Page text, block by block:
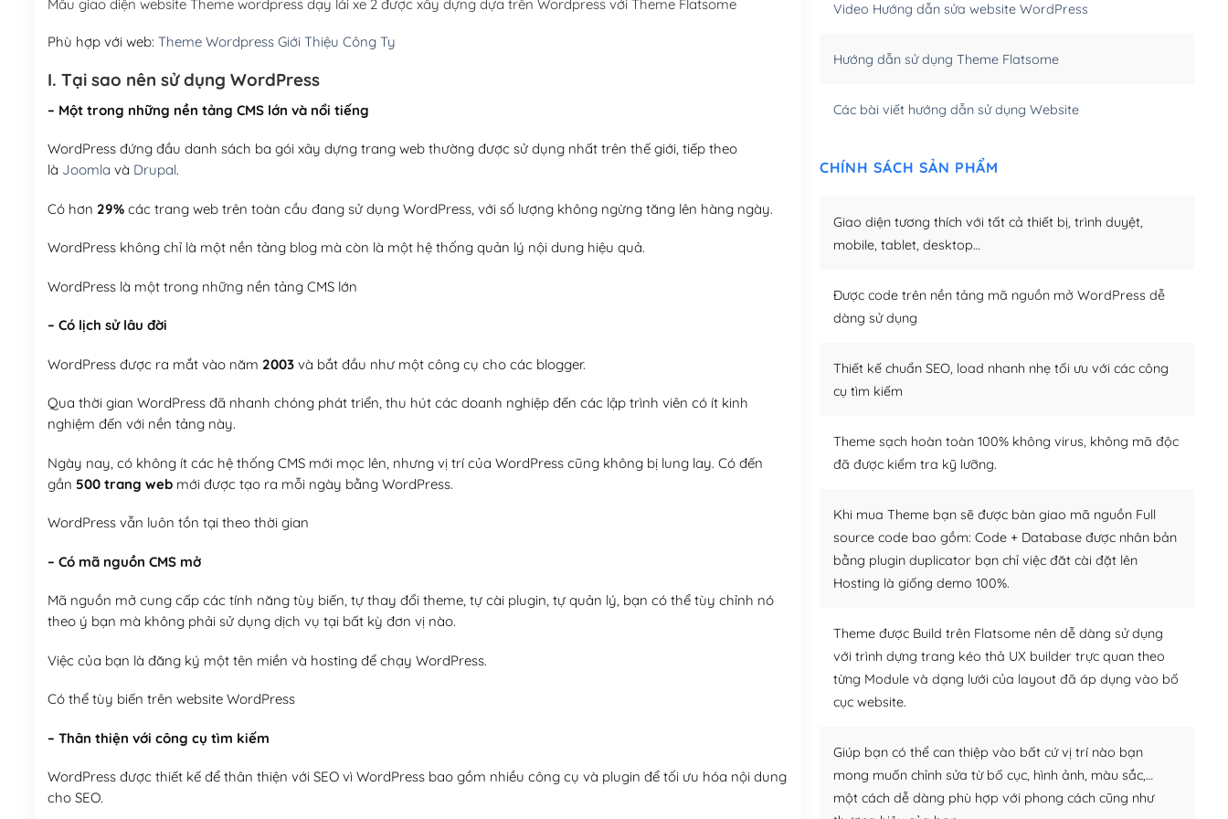
(+950,000₫)
Mẫu giao diện website Theme wordpress dạy lái xe 2 được xây dựng dựa trên Wordpress với Theme Flatsome
Phù hợp với web: Theme Wordpress Giới Thiệu Công Ty
I. Tại sao nên sử dụng WordPress
– Một trong những nền tảng CMS lớn và nổi tiếng
WordPress đứng đầu danh sách ba gói xây dựng trang web thường được sử dụng nhất trên thế giới, tiếp theo
là Joomla và Drupal.
Có hơn 29%các trang web trên toàn cầu đang sử dụng WordPress, với số lượng không ngừng tăng lên hàng ngày.
WordPress không chỉ là một nền tảng blog mà còn là một hệ thống quản lý nội dung hiệu quả.
WordPress là một trong những nền tảng CMS lớn
– Có lịch sử lâu đời
WordPress được ra mắt vào năm 2003và bắt đầu như một công cụ cho các blogger.
Qua thời gian WordPress đã nhanh chóng phát triển, thu hút các doanh nghiệp đến các lập trình viên có ít kinh
nghiệm đến với nền tảng này.
Ngày nay, có không ít các hệ thống CMS mới mọc lên, nhưng vị trí của WordPress cũng không bị lung lay. Có đến
gần 500 trang webmới được tạo ra mỗi ngày bằng WordPress.
WordPress vẫn luôn tồn tại theo thời gian
– Có mã nguồn CMS mở
Mã nguồn mở cung cấp các tính năng tùy biến, tự thay đổi theme, tự cài plugin, tự quản lý, bạn có thể tùy chỉnh nó
theo ý bạn mà không phải sử dụng dịch vụ tại bất kỳ đơn vị nào.
Việc của bạn là đăng ký một tên miền và hosting để chạy WordPress.
Có thể tùy biến trên website WordPress
– Thân thiện với công cụ tìm kiếm
WordPress được thiết kế để thân thiện với SEO vì WordPress bao gồm nhiều công cụ và plugin để tối ưu hóa nội dung
cho SEO.
Video Hướng dẫn sửa website WordPress
Hướng dẫn sử dụng Theme Flatsome
Các bài viết hướng dẫn sử dụng Website
CHÍNH SÁCH SẢN PHẨM
Giao diện tương thích với tất cả thiết bị, trình duyệt,
mobile, tablet, desktop…
Được code trên nền tảng mã nguồn mở WordPress dễ
dàng sử dụng
Thiết kế chuẩn SEO, load nhanh nhẹ tối ưu với các công
cụ tìm kiếm
Theme sạch hoàn toàn 100% không virus, không mã độc
đã được kiểm tra kỹ lưỡng.
Khi mua Theme bạn sẽ được bàn giao mã nguồn Full
source code bao gồm: Code + Database được nhân bản
bằng plugin duplicator bạn chỉ việc đăt cài đặt lên
Hosting là giống demo 100%.
Theme được Build trên Flatsome nên dễ dàng sử dụng
với trình dựng trang kéo thả UX builder trực quan theo
từng Module và dạng lưới của layout đã áp dụng vào bố
cục website.
Giúp bạn có thể can thiệp vào bất cứ vị trí nào bạn
mong muốn chỉnh sửa từ bố cục, hình ảnh, màu sắc,…
một cách dễ dàng phù hợp với phong cách cũng như